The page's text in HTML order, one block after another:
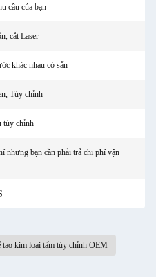
cầu của bạn
cắt Laser
khác nhau có sẵn
Tùy chỉnh
tùy chỉnh
nhưng bạn cần phải trả chi phí vận
tạo kim loại tấm tùy chỉnh OEM